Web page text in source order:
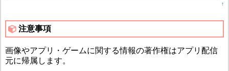
↑
注意事項
画像やアプリ・ゲームに関する情報の著作権はアプリ配信
元に帰属します。